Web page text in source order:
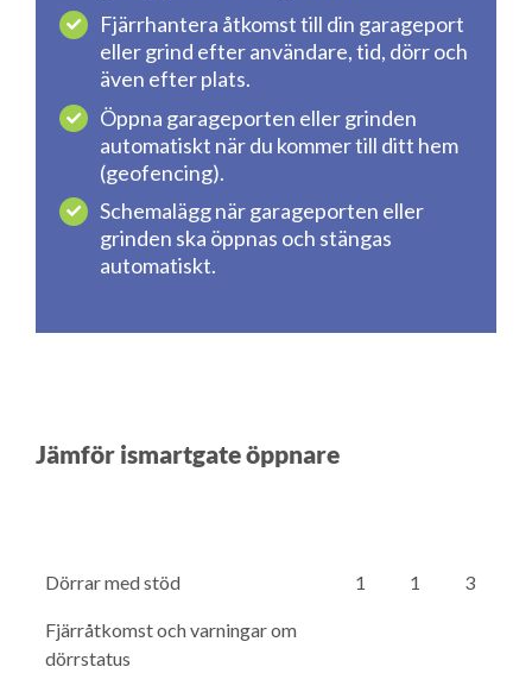
Fjärrhantera åtkomst till din garageport
eller grind efter användare, tid, dörr och
även efter plats.
Öppna garageporten eller grinden
automatiskt när du kommer till ditt hem
(geofencing).
Schemalägg när garageporten eller
grinden ska öppnas och stängas
automatiskt.
Jämför ismartgate öppnare
Dörrar med stöd 1 1 3
Fjärråtkomst och varningar om
dörrstatus